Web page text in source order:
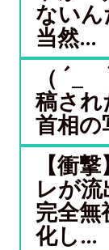
ないん
当然...
（ ´_
稿され
首相の
【衝
レが
完全
化し...